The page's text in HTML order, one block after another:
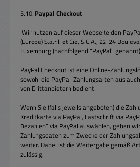
5.10. Paypal Checkout
Wir nutzen auf dieser Webseite den
(Europe) S.a.r.l. et Cie, S.C.A., 22-24
Luxemburg (nachfolgend "PayPal"
PayPal Checkout ist eine Online-
sowohl die PayPal-Zahlungsarten aus
von Drittanbietern bedient.
Wenn Sie (falls jeweils angeboten) die
Kreditkarte via PayPal, Lastschrift via
Bezahlen" via PayPal auswählen, geben
Zahlungsdaten zum Zwecke der
weiter. Dabei ist die Weitergabe gemäß
zulässig.